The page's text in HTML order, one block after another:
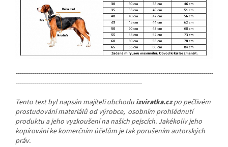
-------------------------------------------------------------------------------------------------
--------------------------------------------------------------
Tento text byl napsán majiteli obchodu izviratka.czpo pečlivém
prostudování materiálů od výrobce, osobním prohlédnutí
produktu a jeho vyzkoušení na našich pejscích. Jakékoliv jeho
kopírování ke komerčním účelům je tak porušením autorských
práv.